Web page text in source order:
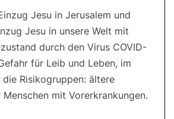
Mt
11
Jesu in Jerusalem und
Jesu in unsere Welt mit
durch den Virus COVID-
für Leib und Leben, im
die Risikogruppen: ältere
Menschen mit Vorerkrankungen.